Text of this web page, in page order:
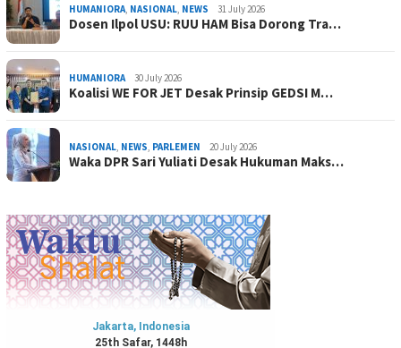
HUMANIORA, NASIONAL, NEWS 31 July 2026
Dosen Ilpol USU: RUU HAM Bisa Dorong Tra…
HUMANIORA 30 July 2026
Koalisi WE FOR JET Desak Prinsip GEDSI M…
NASIONAL, NEWS, PARLEMEN 20 July 2026
Waka DPR Sari Yuliati Desak Hukuman Maks…